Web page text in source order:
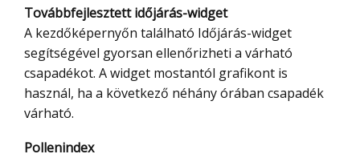
Továbbfejlesztett időjárás-widget
A kezdőképernyőn található Időjárás-widget
segítségével gyorsan ellenőrizheti a várható
csapadékot. A widget mostantól grafikont is
használ, ha a következő néhány órában csapadék
várható.
Pollenindex